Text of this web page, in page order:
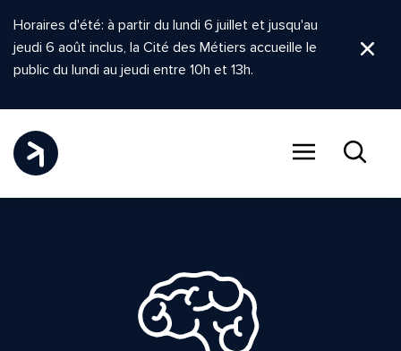
Horaires d'été: à partir du lundi 6 juillet et jusqu'au
jeudi 6 août inclus, la Cité des Métiers accueille le
public du lundi au jeudi entre 10h et 13h.